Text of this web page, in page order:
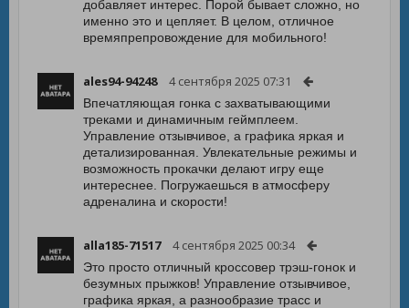
добавляет интерес. Порой бывает сложно, но
именно это и цепляет. В целом, отличное
времяпрепровождение для мобильного!
ales94-94248 4 сентября 2025 07:31
Впечатляющая гонка с захватывающими
треками и динамичным геймплеем.
Управление отзывчивое, а графика яркая и
детализированная. Увлекательные режимы и
возможность прокачки делают игру еще
интереснее. Погружаешься в атмосферу
адреналина и скорости!
alla185-71517 4 сентября 2025 00:34
Это просто отличный кроссовер трэш-гонок и
безумных прыжков! Управление отзывчивое,
графика яркая, а разнообразие трасс и